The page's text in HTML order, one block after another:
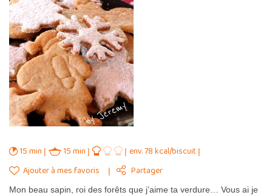
15 min 15 min
env. 78 kcal/biscuit
Ajouter à mes favoris
Partager
Mon beau sapin, roi des forêts que j’aime ta verdure… Vous ai je